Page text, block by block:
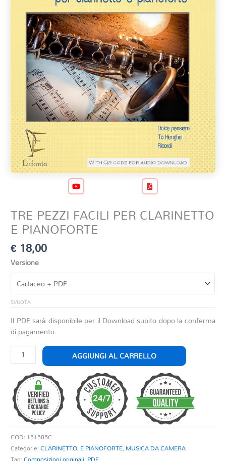
TRE PEZZI FACILI PER CLARINETTO
E PIANOFORTE
€ 18,00
Versione
SVUOTA
Il PDF sarà disponibile per il Download subito dopo la conferma
di pagamento.
TRE
PEZZI
FACILI
PER
CLARINETTO
E
PIANOFORTE
quantità
AGGIUNGI AL CARRELLO
COD: 151585C
Categorie:CLARINETTO, E PIANOFORTE, MUSICA DA CAMERA